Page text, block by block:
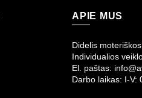
APIE MUS
Didelis
Individualios
El. paštas:
Darbo laikas: I-V: